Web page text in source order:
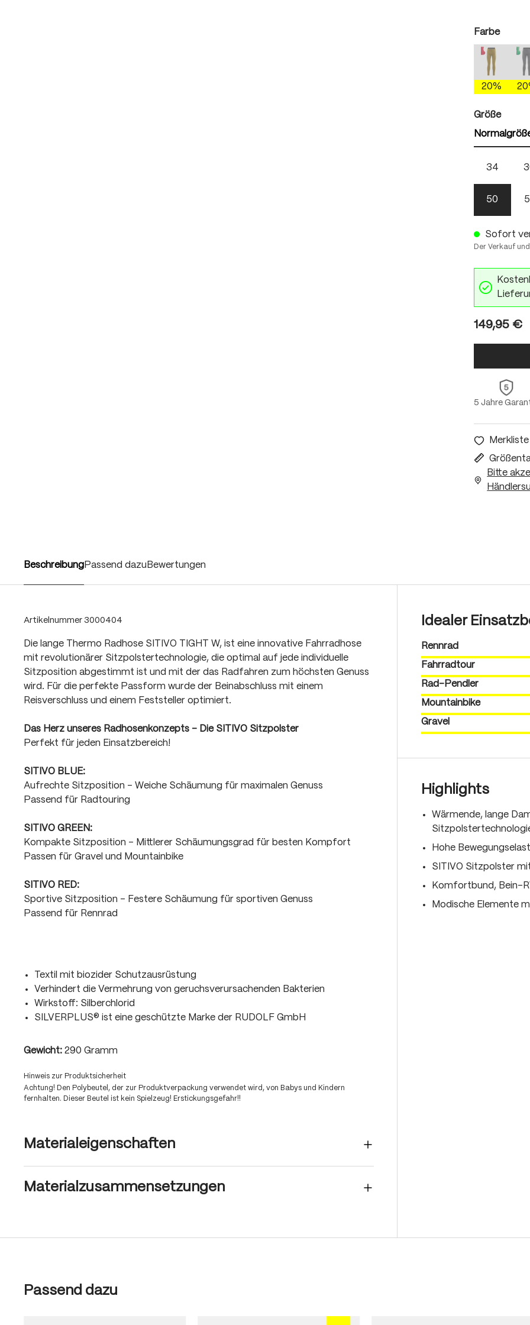
Farbe
antique
(Diese
20%
Größe
34
50
Sofort
Der Verkauf
149,95 €
5 Jahre
Merkliste
Bitte
Beschreibung Passend dazu Bewertungen
Artikelnummer 3000404
Die lange Thermo Radhose SITIVO TIGHT W, ist eine innovative Fahrradhose
mit revolutionärer Sitzpolstertechnologie, die optimal auf jede individuelle
Sitzposition abgestimmt ist und mit der das Radfahren zum höchsten Genuss
wird. Für die perfekte Passform wurde der Beinabschluss mit einem
Reisverschluss und einem Feststeller optimiert.
Das Herz unseres Radhosenkonzepts - Die SITIVO Sitzpolster
Perfekt für jeden Einsatzbereich!
SITIVO BLUE:
Aufrechte Sitzposition - Weiche Schäumung für maximalen Genuss
Passend für Radtouring
SITIVO GREEN:
Kompakte Sitzposition - Mittlerer Schäumungsgrad für besten Kompfort
Passen für Gravel und Mountainbike
SITIVO RED:
Sportive Sitzposition - Festere Schäumung für sportiven Genuss
Passend für Rennrad
Textil mit biozider Schutzausrüstung
Verhindert die Vermehrung von geruchsverursachenden Bakterien
Wirkstoff: Silberchlorid
SILVERPLUS® ist eine geschützte Marke der RUDOLF GmbH
Gewicht: 290 Gramm
Hinweis zur Produktsicherheit
Achtung! Den Polybeutel, der zur Produktverpackung verwendet wird, von Babys und Kindern
fernhalten. Dieser Beutel ist kein Spielzeug! Erstickungsgefahr!!
Materialeigenschaften
Materialzusammensetzungen
Idealer
Rennrad
Fahrradtour
Rad-Pendler
Mountainbike
Gravel
Highlights
Wärmende, lange
Hohe
SITIVO Sitzpolster
Komfortbund, Bein-
Modische Elemente
Produktgalerie überspringen
Passend dazu